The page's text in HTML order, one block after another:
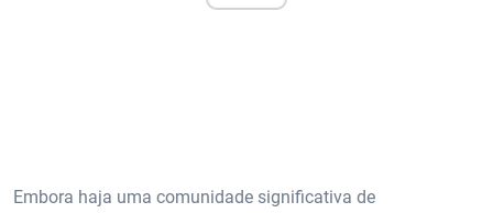
Embora haja uma comunidade significativa de